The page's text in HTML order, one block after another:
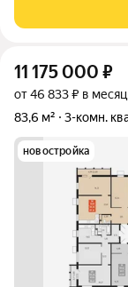
студии. Это
11 175 000 ₽
от 46 833 ₽ в месяц
83,6 м²
3-комн.
новостройка